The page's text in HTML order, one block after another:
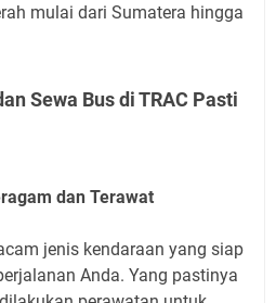
mulai dari Sumatera hingga
Sewa Bus di TRAC Pasti
dan Terawat
jenis kendaraan yang siap
Anda. Yang pastinya